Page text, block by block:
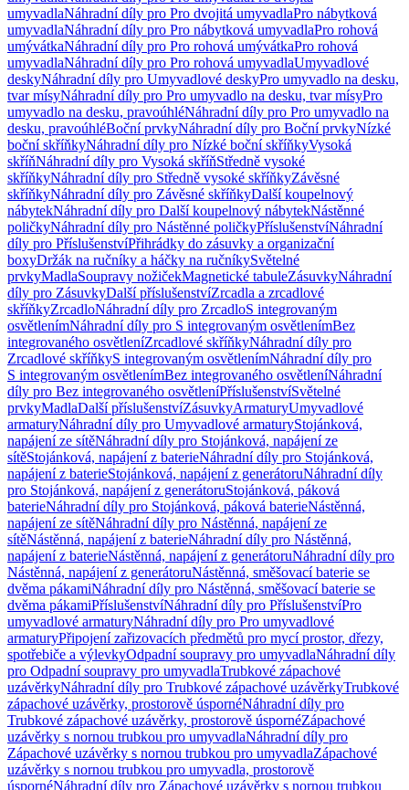
umyvadlaNáhradní díly pro Pro dvojitá umyvadlaPro nábytková
umyvadlaNáhradní díly pro Pro nábytková umyvadlaPro rohová
umývátkaNáhradní díly pro Pro rohová umývátkaPro rohová
umyvadlaNáhradní díly pro Pro rohová umyvadlaUmyvadlové
deskyNáhradní díly pro Umyvadlové deskyPro umyvadlo na desku,
tvar mísyNáhradní díly pro Pro umyvadlo na desku, tvar mísyPro
umyvadlo na desku, pravoúhléNáhradní díly pro Pro umyvadlo na
desku, pravoúhléBoční prvkyNáhradní díly pro Boční prvkyNízké
boční skříňkyNáhradní díly pro Nízké boční skříňkyVysoká
skříňNáhradní díly pro Vysoká skříňStředně vysoké
skříňkyNáhradní díly pro Středně vysoké skříňkyZávěsné
skříňkyNáhradní díly pro Závěsné skříňkyDalší koupelnový
nábytekNáhradní díly pro Další koupelnový nábytekNástěnné
poličkyNáhradní díly pro Nástěnné poličkyPříslušenstvíNáhradní
díly pro PříslušenstvíPřihrádky do zásuvky a organizační
boxyDržák na ručníky a háčky na ručníkySvětelné
prvkyMadlaSoupravy nožičekMagnetické tabuleZásuvkyNáhradní
díly pro ZásuvkyDalší příslušenstvíZrcadla a zrcadlové
skříňkyZrcadloNáhradní díly pro ZrcadloS integrovaným
osvětlenímNáhradní díly pro S integrovaným osvětlenímBez
integrovaného osvětleníZrcadlové skříňkyNáhradní díly pro
Zrcadlové skříňkyS integrovaným osvětlenímNáhradní díly pro
S integrovaným osvětlenímBez integrovaného osvětleníNáhradní
díly pro Bez integrovaného osvětleníPříslušenstvíSvětelné
prvkyMadlaDalší příslušenstvíZásuvkyArmaturyUmyvadlové
armaturyNáhradní díly pro Umyvadlové armaturyStojánková,
napájení ze sítěNáhradní díly pro Stojánková, napájení ze
sítěStojánková, napájení z baterieNáhradní díly pro Stojánková,
napájení z baterieStojánková, napájení z generátoruNáhradní díly
pro Stojánková, napájení z generátoruStojánková, páková
baterieNáhradní díly pro Stojánková, páková baterieNástěnná,
napájení ze sítěNáhradní díly pro Nástěnná, napájení ze
sítěNástěnná, napájení z baterieNáhradní díly pro Nástěnná,
napájení z baterieNástěnná, napájení z generátoruNáhradní díly pro
Nástěnná, napájení z generátoruNástěnná, směšovací baterie se
dvěma pákamiNáhradní díly pro Nástěnná, směšovací baterie se
dvěma pákamiPříslušenstvíNáhradní díly pro PříslušenstvíPro
umyvadlové armaturyNáhradní díly pro Pro umyvadlové
armaturyPřipojení zařizovacích předmětů pro mycí prostor, dřezy,
spotřebiče a výlevkyOdpadní soupravy pro umyvadlaNáhradní díly
pro Odpadní soupravy pro umyvadlaTrubkové zápachové
uzávěrkyNáhradní díly pro Trubkové zápachové uzávěrkyTrubkové
zápachové uzávěrky, prostorově úspornéNáhradní díly pro
Trubkové zápachové uzávěrky, prostorově úspornéZápachové
uzávěrky s nornou trubkou pro umyvadlaNáhradní díly pro
Zápachové uzávěrky s nornou trubkou pro umyvadlaZápachové
uzávěrky s nornou trubkou pro umyvadla, prostorově
úspornéNáhradní díly pro Zápachové uzávěrky s nornou trubkou